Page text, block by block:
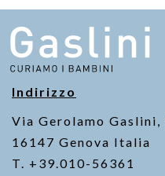
Indirizzo
Via Gerolamo Gaslini,
16147 Genova Italia
T. +39.010-56361